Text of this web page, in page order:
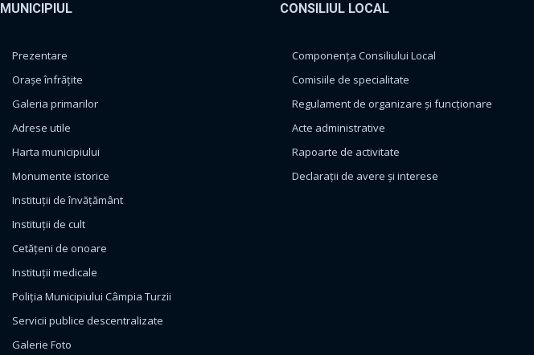
MUNICIPIUL
Prezentare
Orașe înfrățite
Galeria primarilor
Adrese utile
Harta municipiului
Monumente istorice
Instituții de învățământ
Instituții de cult
Cetățeni de onoare
Instituții medicale
Poliția Municipiului Câmpia Turzii
Servicii publice descentralizate
Galerie Foto
CONSILIUL LOCAL
Componența Consiliului Local
Comisiile de specialitate
Regulament de organizare și funcționare
Acte administrative
Rapoarte de activitate
Declarații de avere și interese